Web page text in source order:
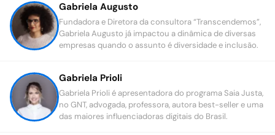
Gabriela Augusto
Fundadora e Diretora da consultora “Transcendemos”,
Gabriela Augusto já impactou a dinâmica de diversas
empresas quando o assunto é diversidade e inclusão.
Gabriela Prioli
Gabriela Prioli é apresentadora do programa Saia Justa,
no GNT, advogada, professora, autora best-seller e uma
das maiores influenciadoras digitais do Brasil.